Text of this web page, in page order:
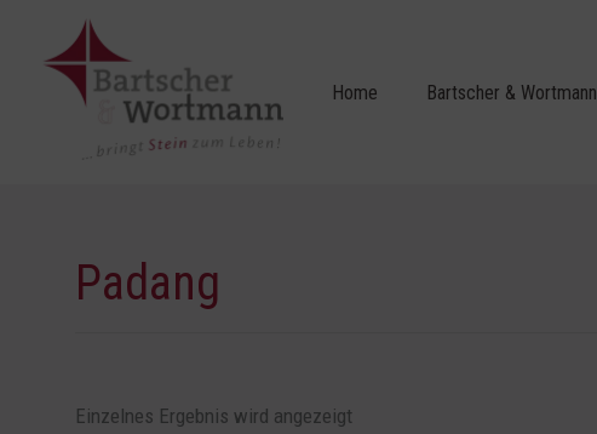
springen
Home Bartscher & Wortmann
Padang
Einzelnes Ergebnis wird angezeigt